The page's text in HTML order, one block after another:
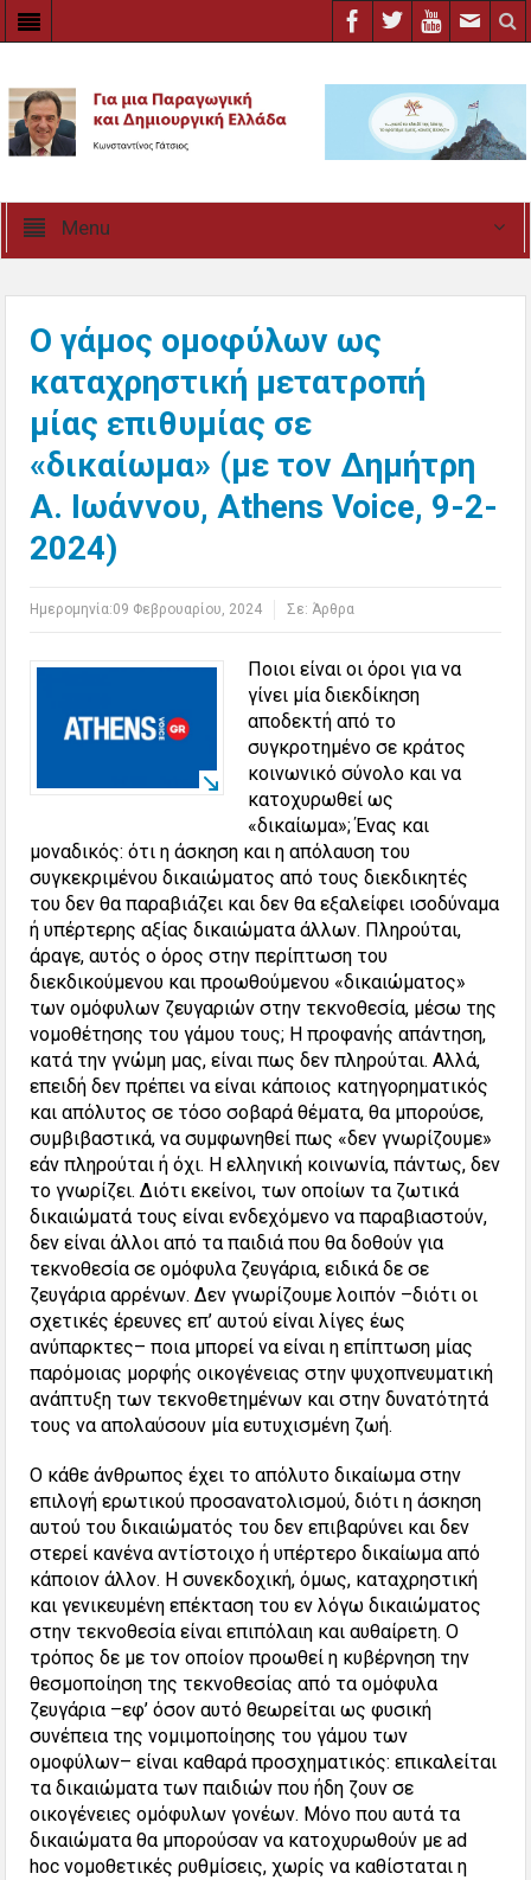
Menu
Ο γάμος ομοφύλων ως
καταχρηστική μετατροπή
μίας επιθυμίας σε
«δικαίωμα» (με τον Δημήτρη
Α. Ιωάννου, Athens Voice, 9-2-
2024)
Ημερομηνία:09 Φεβρουαρίου, 2024 Σε:Άρθρα
Ποιοι είναι οι όροι για να
γίνει μία διεκδίκηση
αποδεκτή από το
συγκροτημένο σε κράτος
κοινωνικό σύνολο και να
κατοχυρωθεί ως
«δικαίωμα»; Ένας και
μοναδικός: ότι η άσκηση και η απόλαυση του
συγκεκριμένου δικαιώματος από τους διεκδικητές
του δεν θα παραβιάζει και δεν θα εξαλείφει ισοδύναμα
ή υπέρτερης αξίας δικαιώματα άλλων. Πληρούται,
άραγε, αυτός ο όρος στην περίπτωση του
διεκδικούμενου και προωθούμενου «δικαιώματος»
των ομόφυλων ζευγαριών στην τεκνοθεσία, μέσω της
νομοθέτησης του γάμου τους; Η προφανής απάντηση,
κατά την γνώμη μας, είναι πως δεν πληρούται. Αλλά,
επειδή δεν πρέπει να είναι κάποιος κατηγορηματικός
και απόλυτος σε τόσο σοβαρά θέματα, θα μπορούσε,
συμβιβαστικά, να συμφωνηθεί πως «δεν γνωρίζουμε»
εάν πληρούται ή όχι. Η ελληνική κοινωνία, πάντως, δεν
το γνωρίζει. Διότι εκείνοι, των οποίων τα ζωτικά
δικαιώματά τους είναι ενδεχόμενο να παραβιαστούν,
δεν είναι άλλοι από τα παιδιά που θα δοθούν για
τεκνοθεσία σε ομόφυλα ζευγάρια, ειδικά δε σε
ζευγάρια αρρένων. Δεν γνωρίζουμε λοιπόν –διότι οι
σχετικές έρευνες επ’ αυτού είναι λίγες έως
ανύπαρκτες– ποια μπορεί να είναι η επίπτωση μίας
παρόμοιας μορφής οικογένειας στην ψυχοπνευματική
ανάπτυξη των τεκνοθετημένων και στην δυνατότητά
τους να απολαύσουν μία ευτυχισμένη ζωή.
Ο κάθε άνθρωπος έχει το απόλυτο δικαίωμα στην
επιλογή ερωτικού προσανατολισμού, διότι η άσκηση
αυτού του δικαιώματός του δεν επιβαρύνει και δεν
στερεί κανένα αντίστοιχο ή υπέρτερο δικαίωμα από
κάποιον άλλον. Η συνεκδοχική, όμως, καταχρηστική
και γενικευμένη επέκταση του εν λόγω δικαιώματος
στην τεκνοθεσία είναι επιπόλαιη και αυθαίρετη. Ο
τρόπος δε με τον οποίον προωθεί η κυβέρνηση την
θεσμοποίηση της τεκνοθεσίας από τα ομόφυλα
ζευγάρια –εφ’ όσον αυτό θεωρείται ως φυσική
συνέπεια της νομιμοποίησης του γάμου των
ομοφύλων– είναι καθαρά προσχηματικός: επικαλείται
τα δικαιώματα των παιδιών που ήδη ζουν σε
οικογένειες ομόφυλων γονέων. Μόνο που αυτά τα
δικαιώματα θα μπορούσαν να κατοχυρωθούν με ad
hoc νομοθετικές ρυθμίσεις, χωρίς να καθίσταται η